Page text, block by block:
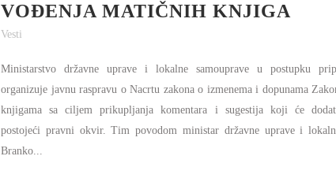
VOĐENJA MATIČNIH KNJIGA
Vesti
Ministarstvo državne uprave i lokalne samouprave u postupku
organizuje javnu raspravu o Nacrtu zakona o izmenema i dopunama
knjigama sa ciljem prikupljanja komentara i sugestija koji će
postojeći pravni okvir. Tim povodom ministar državne uprave i
Branko...